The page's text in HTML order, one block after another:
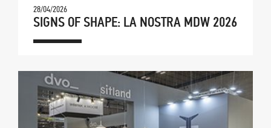
28/04/2026
SIGNS OF SHAPE: LA NOSTRA MDW 2026